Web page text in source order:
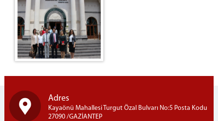
Adres
Kayaönü Mahallesi Turgut Özal Bulvarı No:5 Posta Kodu
27090 /GAZİANTEP